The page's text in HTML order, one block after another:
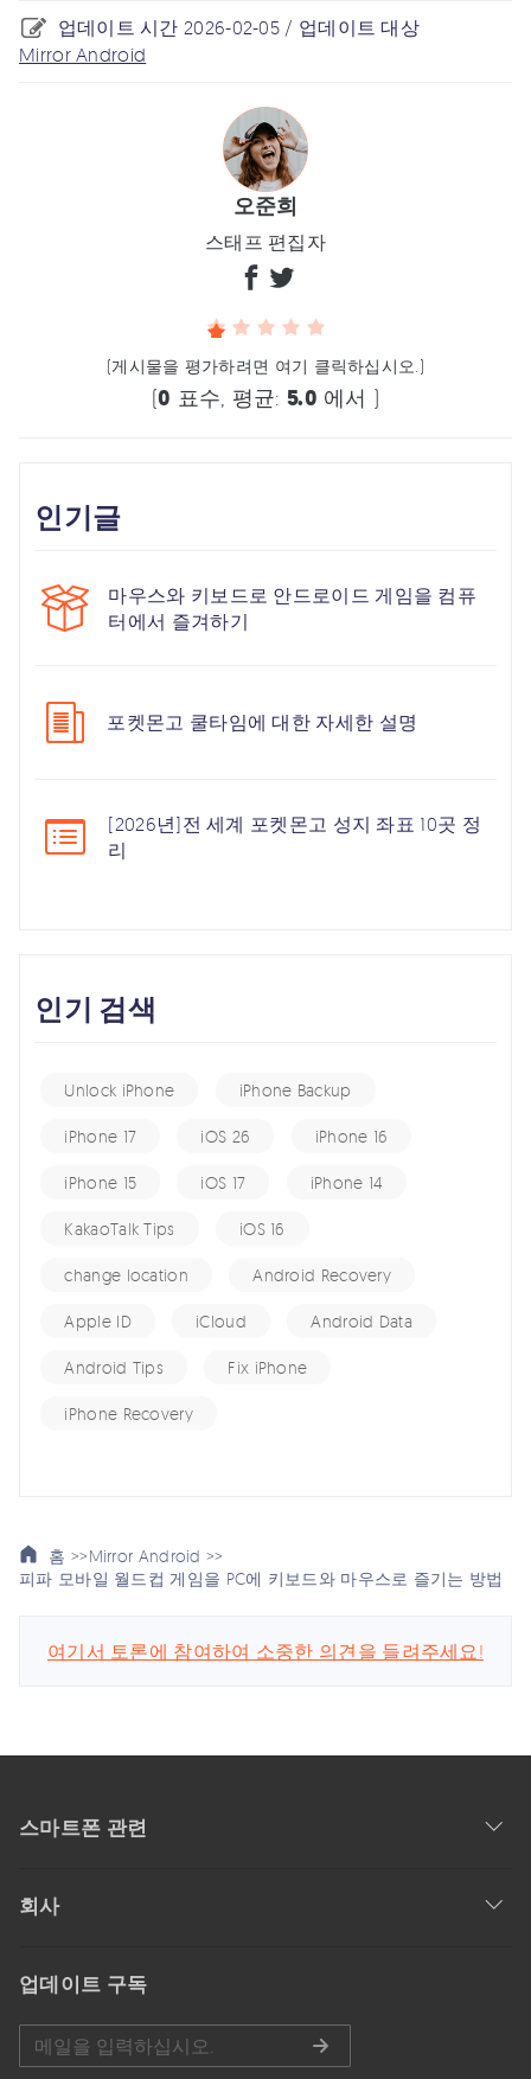
업데이트 시간 2026-02-05 / 업데이트 대상
Mirror Android
오준희
스태프 편집자
(게시물을 평가하려면 여기 클릭하십시오.)
(0 표수, 평균: 5.0 에서 )
인기글
마우스와 키보드로 안드로이드 게임을 컴퓨
터에서 즐겨하기
포켓몬고 쿨타임에 대한 자세한 설명
[2026년]전 세계 포켓몬고 성지 좌표 10곳 정
리
인기 검색
Unlock iPhone iPhone Backup
iPhone 17 iOS 26 iPhone 16
iPhone 15 iOS 17 iPhone 14
KakaoTalk Tips iOS 16
change location Android Recovery
Apple ID iCloud Android Data
Android Tips Fix iPhone
iPhone Recovery
홈 >>Mirror Android >>
피파 모바일 월드컵 게임을 PC에 키보드와 마우스로 즐기는 방법
여기서 토론에 참여하여 소중한 의견을 들려주세요!
스마트폰 관련
회사
업데이트 구독